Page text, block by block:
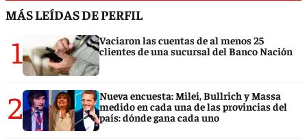
MÁS LEÍDAS DE PERFIL
1
Vaciaron las cuentas de al menos 25
clientes de una sucursal del Banco Nación
2
Nueva encuesta: Milei, Bullrich y Massa
medido en cada una de las provincias del
país: dónde gana cada uno